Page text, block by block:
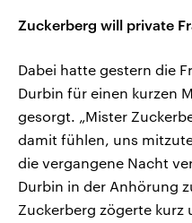
Zuckerberg will private
Dabei hatte gestern die
Durbin für einen kurzen
gesorgt. „Mister
damit fühlen, uns
die vergangene Nacht
Durbin in der Anhörung
Zuckerberg zögerte kurz